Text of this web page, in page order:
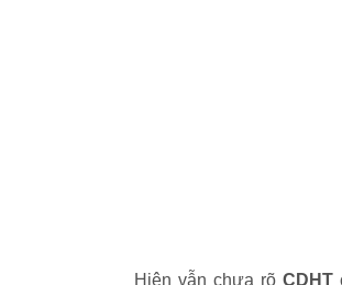
Hiện vẫn chưa rõCDHT